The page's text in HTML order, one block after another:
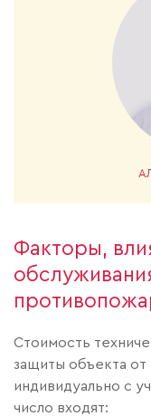
Факторы,
Стоимость
защиты объекта
индивидуально с
число входят: